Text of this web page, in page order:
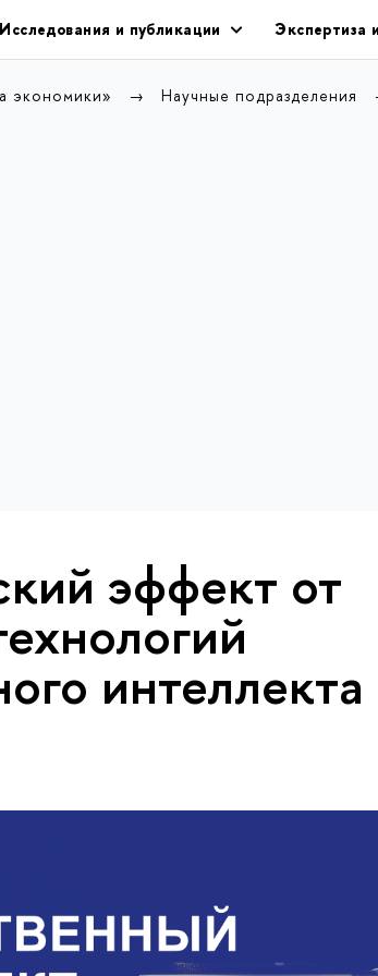
Исследования и публикации Экспертиза
экономики»
Научные подразделения
эффект от
интеллекта